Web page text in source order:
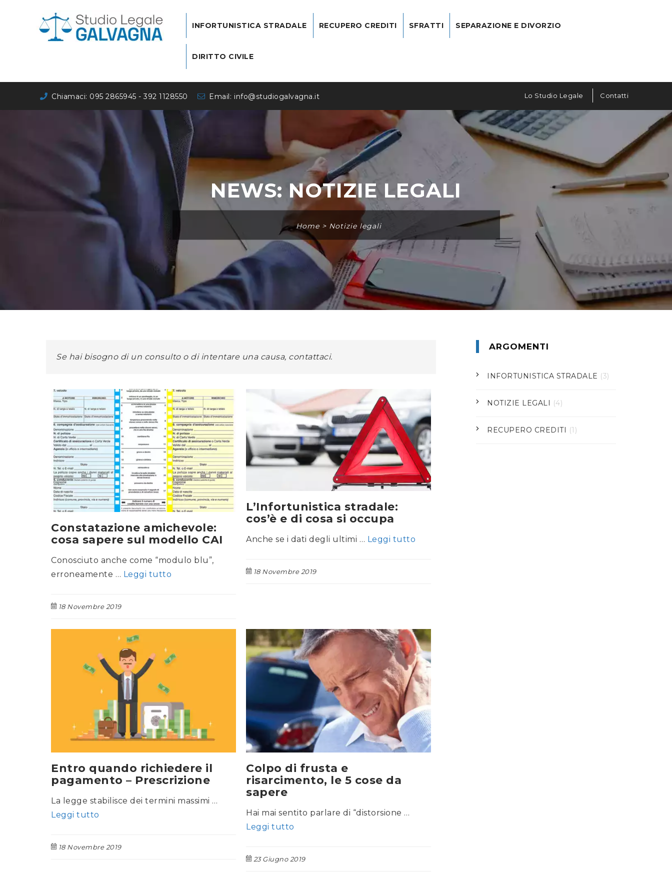
INFORTUNISTICA STRADALE RECUPERO CREDITI SFRATTI SEPARAZIONE E DIVORZIO
DIRITTO CIVILE
Lo Studio Legale Contatti
Chiamaci: 095 2865945 - 392 1128550 Email: info@studiogalvagna.it
NEWS: NOTIZIE LEGALI
Home> Notizie legali
Se hai bisogno di un consulto o di intentare una causa, contattaci.
Constatazione amichevole:
cosa sapere sul modello CAI
Conosciuto anche come “modulo blu”,
erroneamente … Leggi tutto
18 Novembre 2019
L’Infortunistica stradale:
cos’è e di cosa si occupa
Anche se i dati degli ultimi … Leggi tutto
18 Novembre 2019
Entro quando richiedere il
pagamento – Prescrizione
La legge stabilisce dei termini massimi …
Leggi tutto
18 Novembre 2019
Colpo di frusta e
risarcimento, le 5 cose da
sapere
Hai mai sentito parlare di “distorsione …
Leggi tutto
23 Giugno 2019
ARGOMENTI
INFORTUNISTICA STRADALE (3)
NOTIZIE LEGALI (4)
RECUPERO CREDITI (1)